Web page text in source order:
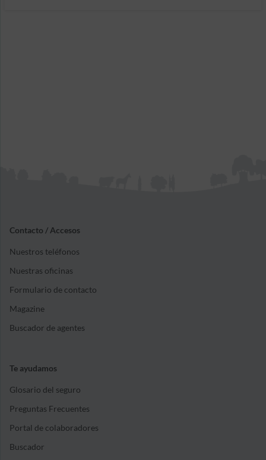
Contacto / Accesos
Nuestros teléfonos
Nuestras oficinas
Formulario de contacto
Magazine
Buscador de agentes
Te ayudamos
Glosario del seguro
Preguntas Frecuentes
Portal de colaboradores
Buscador